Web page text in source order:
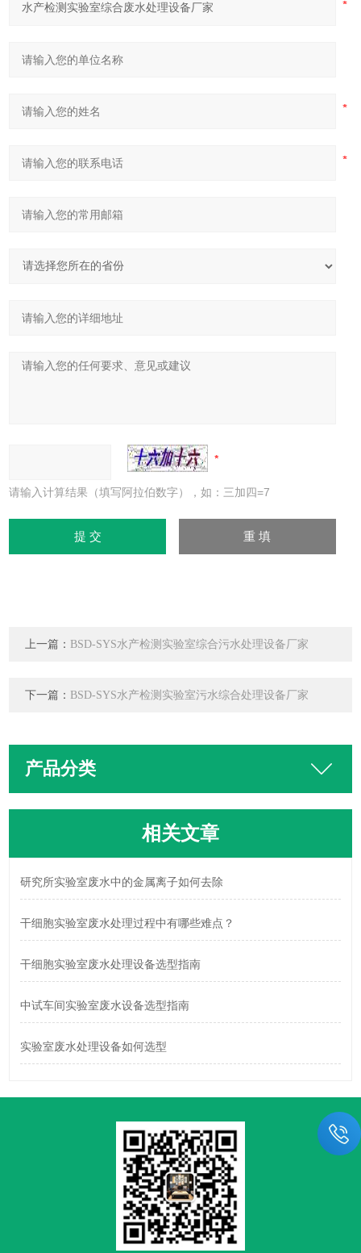
请输入计算结果（填写阿拉伯数字），如：三加四=7
上一篇： BSD-SYS水产检测实验室综合污水处理设备厂家
下一篇： BSD-SYS水产检测实验室污水综合处理设备厂家
产品分类
相关文章
研究所实验室废水中的金属离子如何去除
干细胞实验室废水处理过程中有哪些难点？
干细胞实验室废水处理设备选型指南
中试车间实验室废水设备选型指南
实验室废水处理设备如何选型